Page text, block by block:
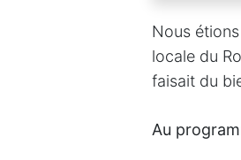
Nous
locale du
faisait du
Au